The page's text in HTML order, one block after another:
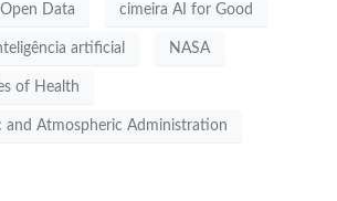
Data cimeira AI for Good
artificial NASA
of Health
and Atmospheric Administration